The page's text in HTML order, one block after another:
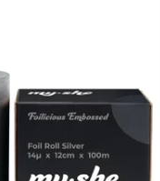
reakcii, musí byť
vykonaný
48 hodín pred
testu alebo do 48 hodín
začervenanie alebo